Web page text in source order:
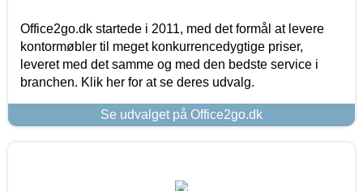
Office2go.dk startede i 2011, med det formål at levere
kontormøbler til meget konkurrencedygtige priser,
leveret med det samme og med den bedste service i
branchen. Klik her for at se deres udvalg.
Se udvalget på Office2go.dk